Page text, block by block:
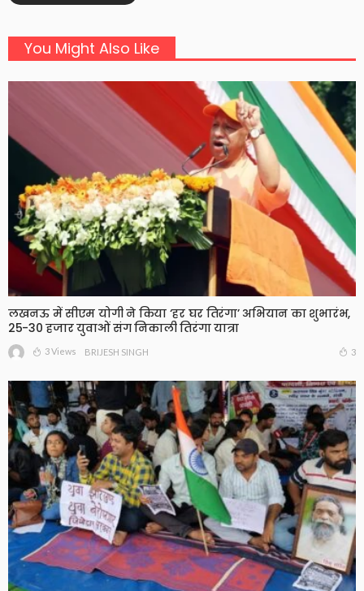
You Might Also Like
लखनऊ में सीएम योगी ने किया ‘हर घर तिरंगा’ अभियान का शुभारंभ,
25-30 हजार युवाओं संग निकाली तिरंगा यात्रा
3 Views BRIJESH SINGH 3